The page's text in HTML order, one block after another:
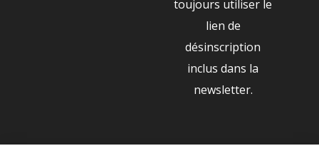
toujours utiliser le
lien de
désinscription
inclus dans la
newsletter.
NOS PARTENAIRES